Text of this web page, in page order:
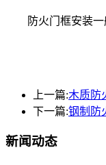
防火门框安装一般
上一篇:木质防
下一篇:钢制防
新闻动态